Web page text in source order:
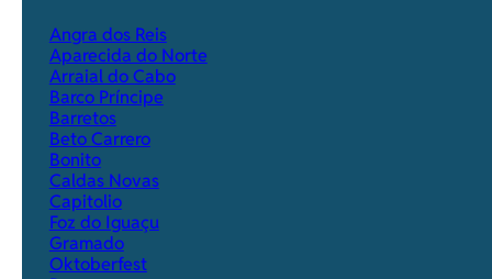
Angra dos Reis
Aparecida do Norte
Arraial do Cabo
Barco Príncipe
Barretos
Beto Carrero
Bonito
Caldas Novas
Capitolio
Foz do Iguaçu
Gramado
Oktoberfest